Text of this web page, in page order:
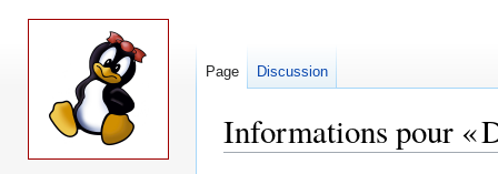
Informations pour «
Page Discussion